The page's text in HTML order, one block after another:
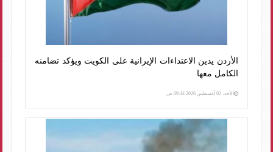
الأردن يدين الاعتداءات الإيرانية على الكويت ويؤكد تضامنه
الكامل معها
الأحد، 02 أغسطس 2026 09:44 ص